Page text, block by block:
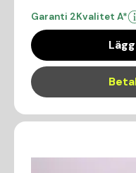
Garanti 2Kvalitet A*